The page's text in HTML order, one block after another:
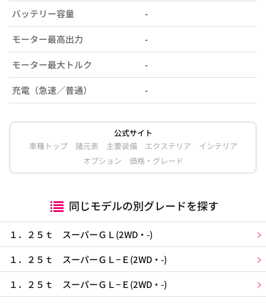
バッテリー容量 -
モーター最高出力 -
モーター最大トルク -
充電（急速／普通） -
公式サイト
車種トップ
諸元表 主要装備 エクステリア
インテリア
オプション
価格・グレード
同じモデルの別グレードを探す
１．２５ｔ スーパーＧＬ(2WD・-)
１．２５ｔ スーパーＧＬ−Ｅ(2WD・-)
１．２５ｔ スーパーＧＬ−Ｅ(2WD・-)